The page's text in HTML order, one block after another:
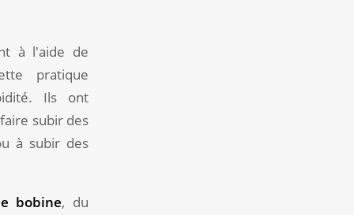
à l'aide de
pratique
Ils ont
subir des
à subir des
bobine, du